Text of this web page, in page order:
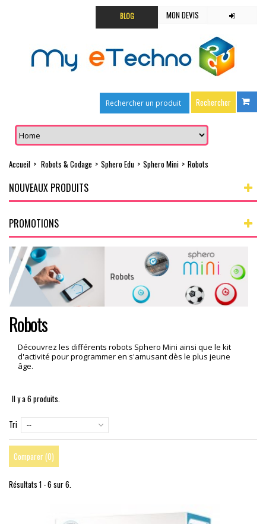
MON DEVIS
BLOG
Accueil > Robots & Codage > Sphero Edu > Sphero Mini > Robots
NOUVEAUX PRODUITS
PROMOTIONS
Robots
Découvrez les différents robots Sphero Mini ainsi que le kit
d'activité pour programmer en s'amusant dès le plus jeune
âge.
Il y a 6 produits.
Tri --
Comparer (0)
Résultats 1 - 6 sur 6.